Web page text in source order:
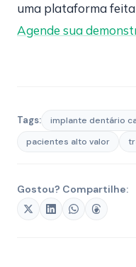
uma plataforma
Agende sua
Tags: implante dentário
pacientes alto valor
Gostou? Compartilhe: